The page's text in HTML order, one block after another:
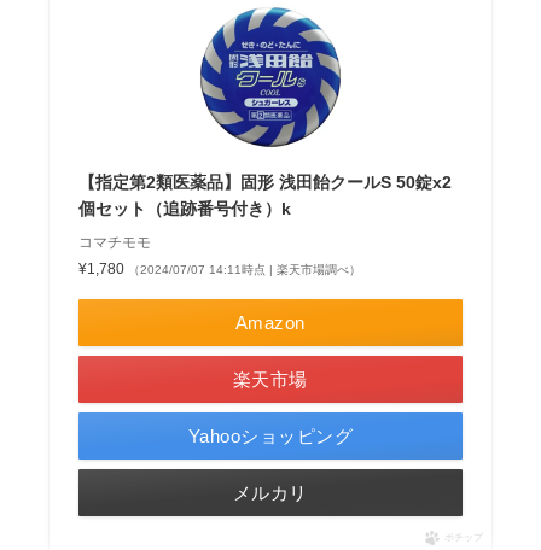
【指定第2類医薬品】固形 浅田飴クールS 50錠x2
個セット（追跡番号付き）k
コマチモモ
¥1,780
（2024/07/07 14:11時点 | 楽天市場調べ）
Amazon
楽天市場
Yahooショッピング
メルカリ
ポチップ